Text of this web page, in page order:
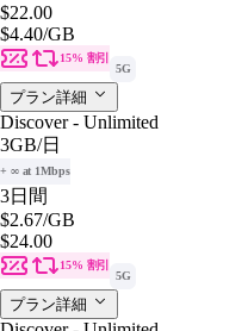
$22.00
$4.40/GB
15% 割引
5G
プラン詳細
Discover - Unlimited
3GB/日
+ ∞ at 1Mbps
3日間
$2.67/GB
$24.00
15% 割引
5G
プラン詳細